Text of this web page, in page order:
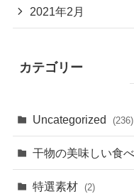
2021年2月
カテゴリー
Uncategorized (236)
干物の美味しい食
特選素材 (2)